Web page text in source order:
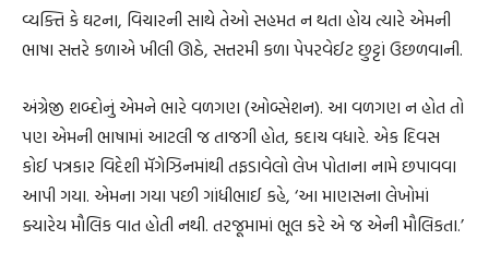
વ્યક્તિ કે ઘટના, વિચારની સાથે તેઓ સહમત ન થતા હોય ત્યારે એમની
ભાષા સત્તરે કળાએ ખીલી ઊઠે, સત્તરમી કળા પેપરવેઈટ છુટ્ટાં ઉછળવાની.
અંગ્રેજી શબ્દોનું એમને ભારે વળગણ (ઓબ્સેશન). આ વળગણ ન હોત તો
પણ એમની ભાષામાં આટલી જ તાજગી હોત, કદાચ વધારે. એક દિવસ
કોઈ પત્રકાર વિદેશી મૅગેઝિનમાંથી તફડાવેલો લેખ પોતાના નામે છપાવવા
આપી ગયા. એમના ગયા પછી ગાંધીભાઈ કહે, ‘આ માણસના લેખોમાં
ક્યારેય મૌલિક વાત હોતી નથી. તરજૂમામાં ભૂલ કરે એ જ એની મૌલિકતા.’